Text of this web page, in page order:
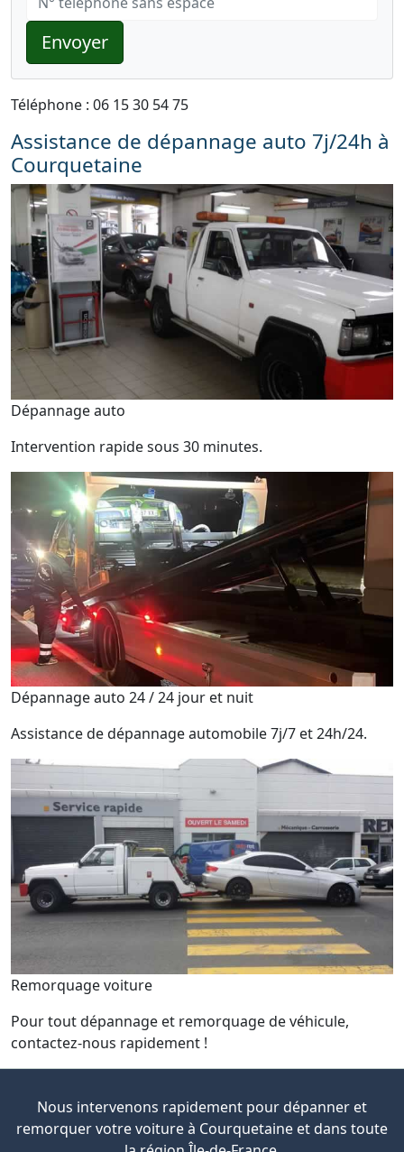
Envoyer
Téléphone : 06 15 30 54 75
Assistance de dépannage auto 7j/24h à
Courquetaine
Dépannage auto
Intervention rapide sous 30 minutes.
Dépannage auto 24 / 24 jour et nuit
Assistance de dépannage automobile 7j/7 et 24h/24.
Remorquage voiture
Pour tout dépannage et remorquage de véhicule,
contactez-nous rapidement !
Nous intervenons rapidement pour dépanner et
remorquer votre voiture à Courquetaine et dans toute